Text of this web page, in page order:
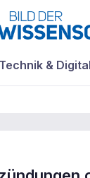
Technik &